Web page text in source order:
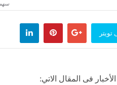
جهود التنمية السياحية
فى المقال الاتي: